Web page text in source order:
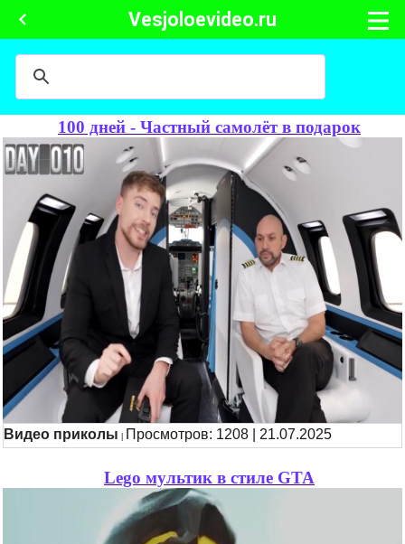
Vesjoloevideo.ru
100 дней - Частный самолёт в подарок
Видео приколы Просмотров: 1208 | 21.07.2025
Lego мультик в стиле GTA